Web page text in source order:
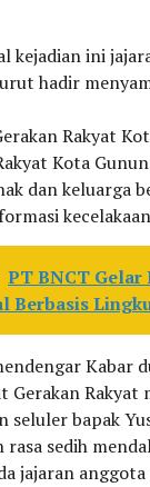
kejadian ini
hadir
Rakyat
Kota
dan keluarga
PT BNCT
Berbasis
Kabar
Gerakan Rakyat
seluler bapak
rasa sedih
jajaran